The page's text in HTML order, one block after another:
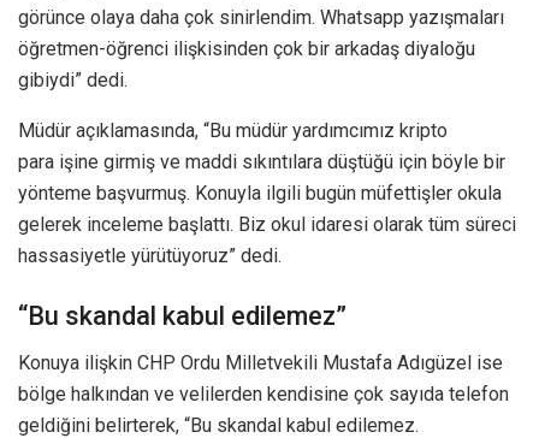
görünce olaya daha çok sinirlendim. Whatsapp yazışmaları
öğretmen-öğrenci ilişkisinden çok bir arkadaş diyaloğu
gibiydi” dedi.
Müdür açıklamasında, “Bu müdür yardımcımız kripto
para işine girmiş ve maddi sıkıntılara düştüğü için böyle bir
yönteme başvurmuş. Konuyla ilgili bugün müfettişler okula
gelerek inceleme başlattı. Biz okul idaresi olarak tüm süreci
hassasiyetle yürütüyoruz” dedi.
“Bu skandal kabul edilemez”
Konuya ilişkin CHP Ordu Milletvekili Mustafa Adıgüzel ise
bölge halkından ve velilerden kendisine çok sayıda telefon
geldiğini belirterek, “Bu skandal kabul edilemez.